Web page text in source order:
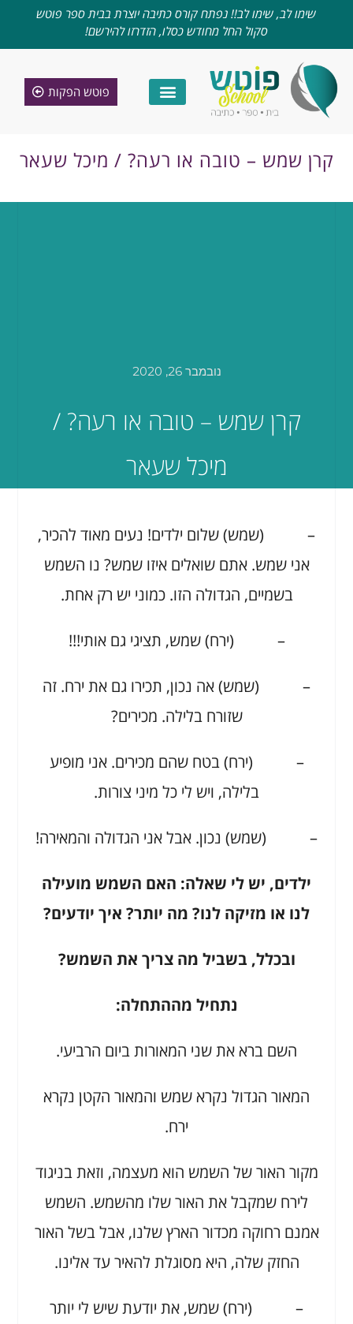
שימו לב, שימו לב!! נפתח קורס כתיבה יוצרת בבית ספר פוטש
סקול החל מחודש כסלו, הזדרזו להירשם!
פוטש הפקות
קרן שמש – טובה או רעה? / מיכל שעאר
נובמבר 26, 2020
קרן שמש – טובה או רעה? /
מיכל שעאר
– (שמש) שלום ילדים! נעים מאוד להכיר,
אני שמש. אתם שואלים איזו שמש? נו השמש
בשמיים, הגדולה הזו. כמוני יש רק אחת.
– (ירח) שמש, תציגי גם אותי!!!
– (שמש) אה נכון, תכירו גם את ירח. זה
שזורח בלילה. מכירים?
– (ירח) בטח שהם מכירים. אני מופיע
בלילה, ויש לי כל מיני צורות.
– (שמש) נכון. אבל אני הגדולה והמאירה!
ילדים, יש לי שאלה: האם השמש מועילה
לנו או מזיקה לנו? מה יותר? איך יודעים?
ובכלל, בשביל מה צריך את השמש?
נתחיל מההתחלה:
השם ברא את שני המאורות ביום הרביעי.
המאור הגדול נקרא שמש והמאור הקטן נקרא
ירח.
מקור האור של השמש הוא מעצמה, וזאת בניגוד
לירח שמקבל את האור שלו מהשמש. השמש
אמנם רחוקה מכדור הארץ שלנו, אבל בשל האור
החזק שלה, היא מסוגלת להאיר עד אלינו.
– (ירח) שמש, את יודעת שיש לי יותר